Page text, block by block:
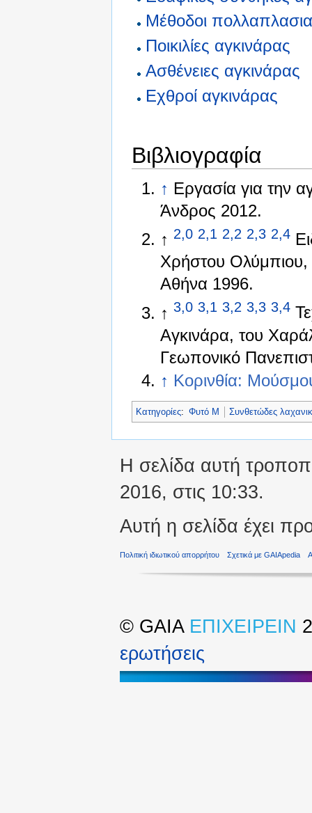
Μέθοδοι
Ποικιλίες αγκινάρας
Ασθένειες αγκινάρας
Εχθροί αγκινάρας
Βιβλιογραφία
↑ Εργασία για την
Άνδρος 2012.
↑ 2,0 2,1 2,2 2,3 2,4
Χρήστου Ολύμπιου,
Αθήνα 1996.
↑ 3,0 3,1 3,2 3,3 3,4
Αγκινάρα, του
Γεωπονικό
↑ Κορινθία:
Κατηγορίες: Φυτό Μ Συνθετώδες
Η σελίδα αυτή
2016, στις 10:33.
Αυτή η σελίδα έχει
Πολιτική ιδιωτικού απορρήτου Σχετικά με GAIApedia
© GAIA ΕΠΙΧΕΙΡΕΙΝ
ερωτήσεις